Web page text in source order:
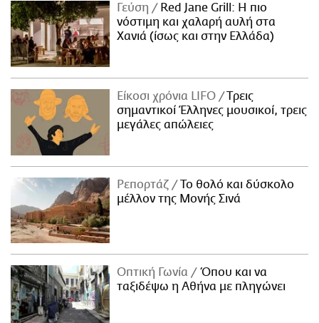
Γεύση
Red Jane Grill: Η πιο
νόστιμη και χαλαρή αυλή στα
Χανιά (ίσως και στην Ελλάδα)
Είκοσι χρόνια LIFO
Tρεις
σημαντικοί Έλληνες μουσικοί, τρεις
μεγάλες απώλειες
Ρεπορτάζ
Το θολό και δύσκολο
μέλλον της Μονής Σινά
Οπτική Γωνία
Όπου και να
ταξιδέψω η Αθήνα με πληγώνει